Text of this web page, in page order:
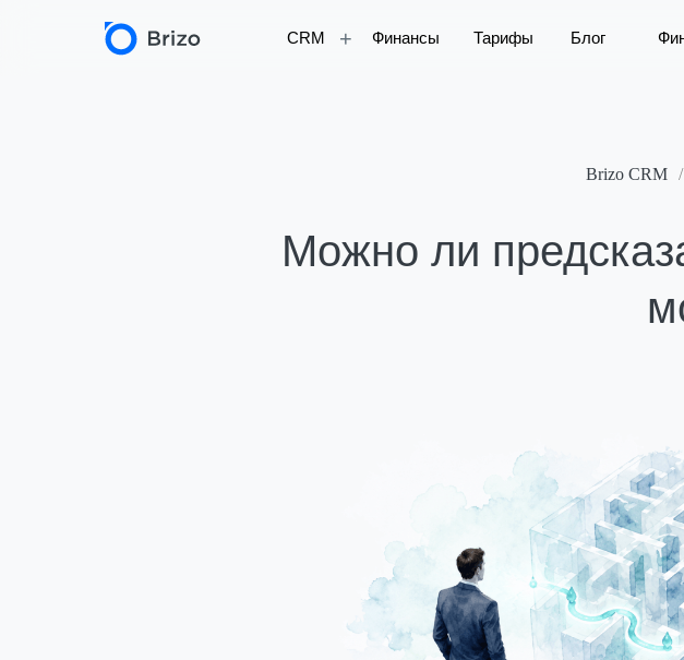
CRM Тарифы Блог
+ Финансы
Brizo CRM /
Можно ли